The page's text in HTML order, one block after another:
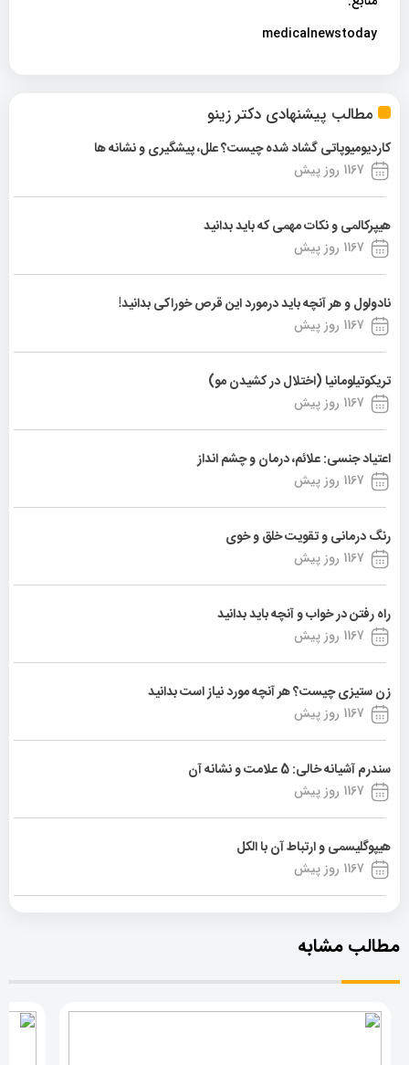
مطالب پیشنهادی دکتر زینو
کاردیومیوپاتی گشاد شده چیست؟ علل، پیشگیری و نشانه ها
1167 روز پیش
هیپرکالمی و نکات مهمی که باید بدانید
1167 روز پیش
نادولول و هر آنچه باید درمورد این قرص خوراکی بدانید!
1167 روز پیش
تریکوتیلومانیا (اختلال در کشیدن مو)
1167 روز پیش
اعتیاد جنسی: علائم، درمان و چشم انداز
1167 روز پیش
رنگ درمانی و تقویت خلق و خوی
1167 روز پیش
راه رفتن در خواب و آنچه باید بدانید
1167 روز پیش
زن ستیزی چیست؟ هر آنچه مورد نیاز است بدانید
1167 روز پیش
سندرم آشیانه خالی: 5 علامت و نشانه آن
1167 روز پیش
هیپوگلیسمی و ارتباط آن با الکل
1167 روز پیش
medicalnewstoday
مطالب مشابه